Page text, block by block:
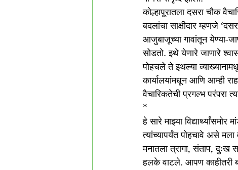
कोल्हापूरातला दसरा चौक
बदलांचा साक्षीदार म्हणजे
आजुबाजूच्या गावांतून येण्या-
सोडतो. इथे येणारे जाणारे
पोहचले ते इथल्या
कार्यालयांमधून आणि आम्ही
वैचारिकतेची प्रगल्भ परंपरा
*
हे सारे माझ्या
त्यांच्यापर्यंत पोहचावे असे मला
मनातला त्रागा, संताप, दुःख
हलके वाटले. आपण काहीतरी